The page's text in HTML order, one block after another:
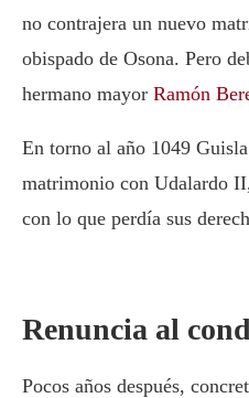
no contrajera un nuevo
obispado de Osona. Pero
hermano mayor Ramón
En torno al año 1049
matrimonio con Udalardo
con lo que perdía sus
Renuncia al
Pocos años después,